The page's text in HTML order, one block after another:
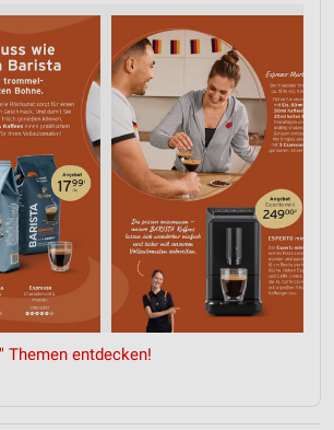
Themen entdecken!
aktiv angeforderten